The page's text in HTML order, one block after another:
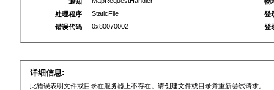
处理程序
StaticFile
错误代码
0x80070002
登
登
详细信息:
此错误表明文件或目录在服务器上不存在。请创建文件或目录并重新尝试请求。